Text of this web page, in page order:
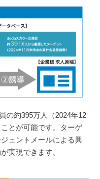
の約395万人（2024年12
とが可能です。ターゲ
ェントメールによる興
実現できます。